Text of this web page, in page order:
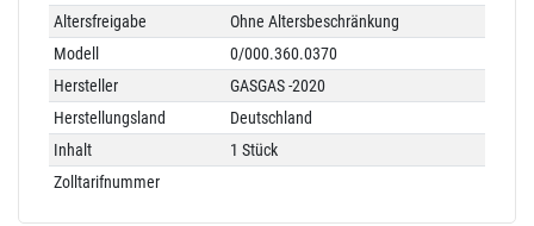
Altersfreigabe
Ohne Altersbeschränkung
Modell
0/000.360.0370
Hersteller
GASGAS -2020
Herstellungsland
Deutschland
Inhalt
1 Stück
Zolltarifnummer